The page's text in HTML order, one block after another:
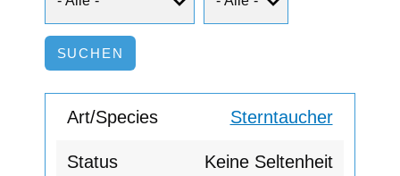
Sterntaucher
Keine Seltenheit